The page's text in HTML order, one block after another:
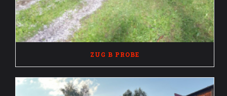
ZUG B PROBE